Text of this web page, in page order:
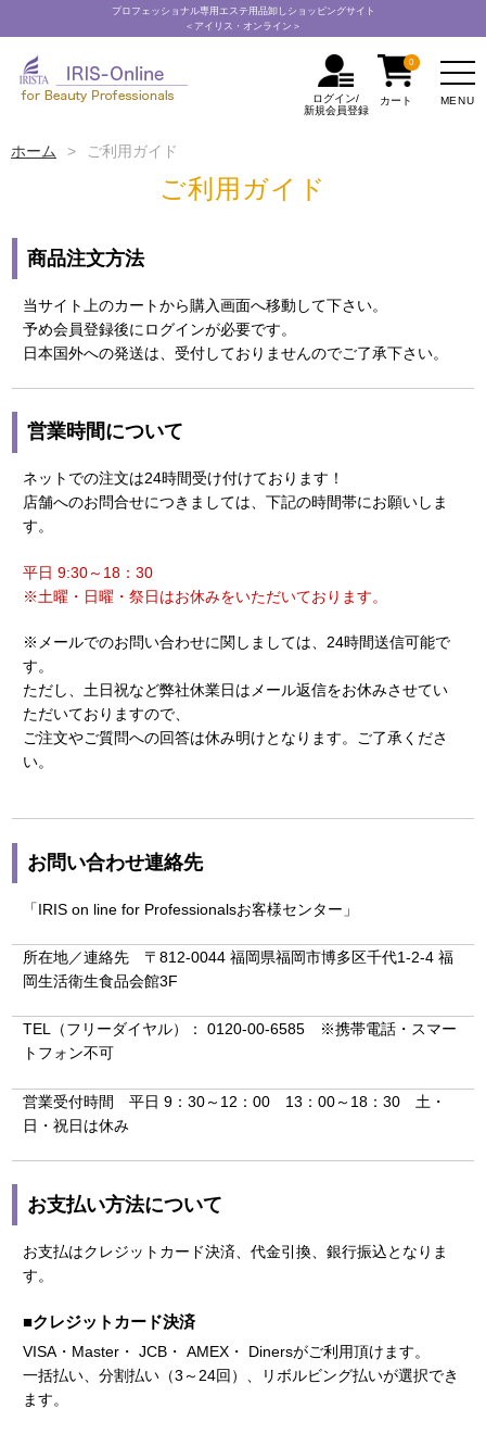
MENU
ログイン/
新規会員登録
カート
0
プロフェッショナル専用エステ用品卸しショッピングサイト
＜アイリス・オンライン＞
ホーム ご利用ガイド
ご利用ガイド
商品注文方法
当サイト上のカートから購入画面へ移動して下さい。
予め会員登録後にログインが必要です。
日本国外への発送は、受付しておりませんのでご了承下さい。
営業時間について
ネットでの注文は24時間受け付けております！
店舗へのお問合せにつきましては、下記の時間帯にお願いしま
す。
平日 9:30～18：30
※土曜・日曜・祭日はお休みをいただいております。
※メールでのお問い合わせに関しましては、24時間送信可能で
す。
ただし、土日祝など弊社休業日はメール返信をお休みさせてい
ただいておりますので、
ご注文やご質問への回答は休み明けとなります。ご了承くださ
い。
お問い合わせ連絡先
「IRIS on line for Professionalsお客様センター」
所在地／連絡先 〒812-0044 福岡県福岡市博多区千代1-2-4 福
岡生活衛生食品会館3F
TEL（フリーダイヤル）： 0120-00-6585 ※携帯電話・スマー
トフォン不可
営業受付時間 平日 9：30～12：00 13：00～18：30 土・
日・祝日は休み
お支払い方法について
お支払はクレジットカード決済、代金引換、銀行振込となりま
す。
■クレジットカード決済
VISA・Master・ JCB・ AMEX・ Dinersがご利用頂けます。
一括払い、分割払い（3～24回）、リボルビング払いが選択でき
ます。